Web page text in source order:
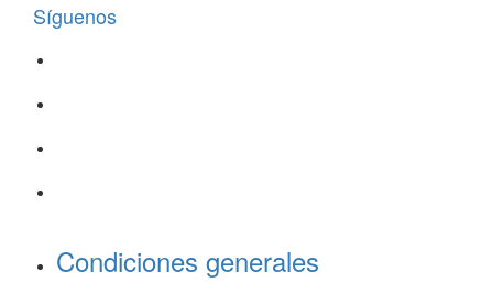
Síguenos
Condiciones generales